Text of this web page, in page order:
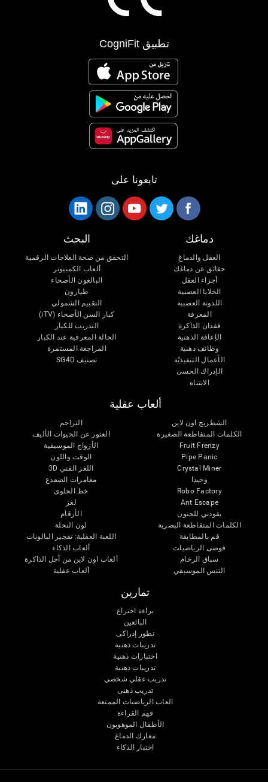
تطبيق CogniFit
تابعونا على
دماغك
العقل والدماغ
حقائق عن دماغك
أجزاء العقل
الخلايا العصبية
اللدونة العصبية
المعرفة
فقدان الذاكرة
الإعاقة الذهنية
وظائف ذهنية
الأعمال التنفيذيّة
الإدراك الحسى
الانتباه
البحث
التحقق من صحة العلاجات الرقمية
ألعاب الكمبيوتر
البالغون الأصحاء
طيارون
التقييم الشمولي
كبار السن الأصحاء (iTV)
التدريب للكبار
الحالة المعرفية عند الكبار
المراجعة المستمرة
تصنيف SG4D
ألعاب عقلية
الشطرنج اون لاين
الكلمات المتقاطعة الصغيرة
Fruit Frenzy
Pipe Panic
Crystal Miner
وحيدا
Robo Factory
Ant Escape
يقودني للجنون
الكلمات المتقاطعة البصرية
قم بالمطابقة
فوضى الرياضيات
سباق الرخام
التنس الموسيقي
التزاحم
العثور عن الحيوات الأليف
الأزواج الموسيقية
الوقت واللون
اللغز الفني 3D
مغامرات الضفدع
خط الحلوى
لغز
الأرقام
لون النحلة
اللعبة العقلية: تفجير البالونات
ألعاب الذكاء
ألعاب اون لاين من آجل الذاكرة
ألعاب عقلية
تمارين
براءة اختراع
البائعين
تطور إدراكى
تدريبات ذهنية
اختبارات ذهنية
تدريبات ذهنية
تدريب عقلي شخصي
تدريب ذهنى
العاب الرياضيات الممتعة
فهم القراءة
الأطفال الموهوبون
معارك الدماغ
اختبار الذكاء